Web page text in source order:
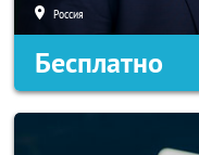
Россия
Бесплатно